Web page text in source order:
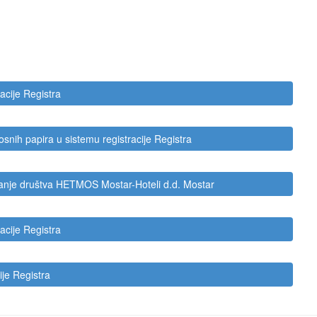
Registra
papira u sistemu registracije Registra
društva HETMOS Mostar-Hoteli d.d. Mostar
Registra
Registra